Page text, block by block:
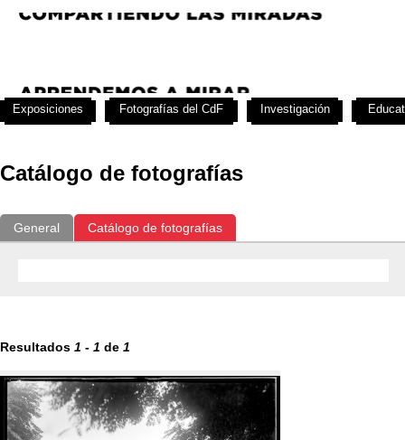
Catálogo de fotografías
General Catálogo de fotografías
Resultados 1 - 1 de 1
Exposiciones Fotografías del CdF Investigación